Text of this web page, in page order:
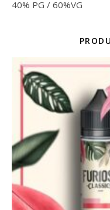
40% PG / 60%VG